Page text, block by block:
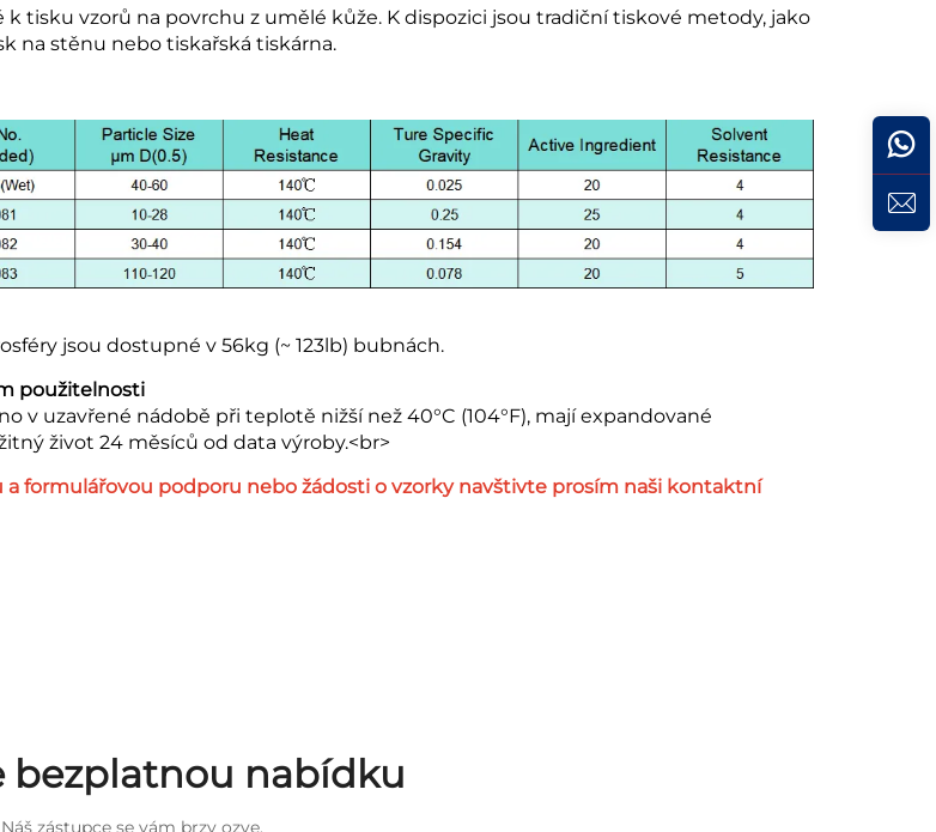
k tisku vzorů na povrchu z umělé kůže. K dispozici jsou tradiční tiskové metody, jako
na stěnu nebo tiskařská tiskárna.
jsou dostupné v 56kg (~ 123lb) bubnách.
použitelnosti
v uzavřené nádobě při teplotě nižší než 40°C (104°F), mají expandované
život 24 měsíců od data výroby.<br>
a formulářovou podporu nebo žádosti o vzorky navštivte prosím naši kontaktní
bezplatnou nabídku
Náš zástupce se vám brzy ozve.